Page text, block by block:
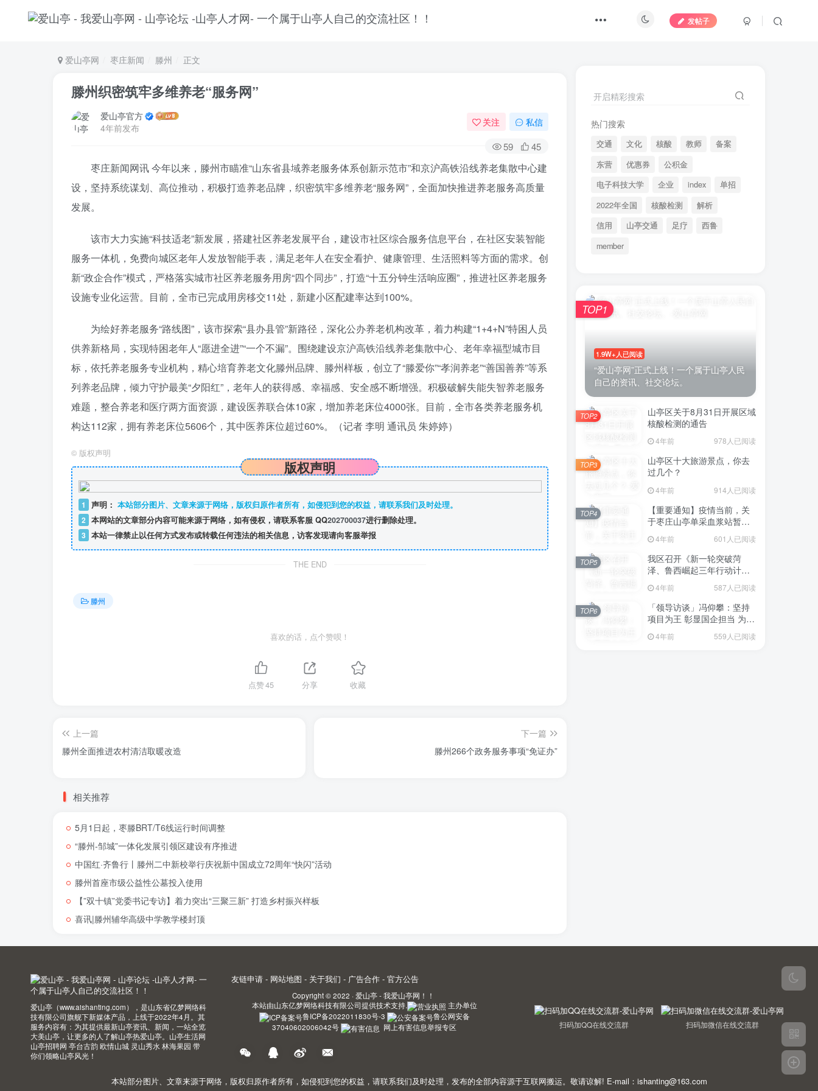
发帖子
爱山亭网 枣庄新闻 滕州 正文
滕州织密筑牢多维养老“服务网”
爱山亭官方
4年前发布
关注 私信
59 45
枣庄新闻网讯 今年以来，滕州市瞄准“山东省县域养老服务体系创新示范市”和京沪高铁沿线养老集散中心建
设，坚持系统谋划、高位推动，积极打造养老品牌，织密筑牢多维养老“服务网”，全面加快推进养老服务高质量
发展。
该市大力实施“科技适老”新发展，搭建社区养老发展平台，建设市社区综合服务信息平台，在社区安装智能
服务一体机，免费向城区老年人发放智能手表，满足老年人在安全看护、健康管理、生活照料等方面的需求。创
新“政企合作”模式，严格落实城市社区养老服务用房“四个同步”，打造“十五分钟生活响应圈”，推进社区养老服务
设施专业化运营。目前，全市已完成用房移交11处，新建小区配建率达到100%。
为绘好养老服务“路线图”，该市探索“县办县管”新路径，深化公办养老机构改革，着力构建“1+4+N”特困人员
供养新格局，实现特困老年人“愿进全进”“一个不漏”。围绕建设京沪高铁沿线养老集散中心、老年幸福型城市目
标，依托养老服务专业机构，精心培育养老文化滕州品牌、滕州样板，创立了“滕爱你”“孝润养老”“善国善养”等系
列养老品牌，倾力守护最美“夕阳红”，老年人的获得感、幸福感、安全感不断增强。积极破解失能失智养老服务
难题，整合养老和医疗两方面资源，建设医养联合体10家，增加养老床位4000张。目前，全市各类养老服务机
构达112家，拥有养老床位5606个，其中医养床位超过60%。
（记者 李明 通讯员 朱婷婷）
© 版权声明
版权声明
1 声明： 本站部分图片、文章来源于网络，版权归原作者所有，如侵犯到您的权益，请联系我们及时处理。
2 本网站的文章部分内容可能来源于网络，如有侵权，请联系客服 QQ202700037进行删除处理。
3 本站一律禁止以任何方式发布或转载任何违法的相关信息，访客发现请向客服举报
THE END
滕州
喜欢的话，点个赞呗！
点赞45 分享 收藏
上一篇
滕州全面推进农村清洁取暖改造
下一篇
滕州266个政务服务事项“免证办”
相关推荐
5月1日起，枣滕BRT/T6线运行时间调整
“滕州-邹城”一体化发展引领区建设有序推进
中国红·齐鲁行丨滕州二中新校举行庆祝新中国成立72周年“快闪”活动
滕州首座市级公益性公墓投入使用
【”双十镇”党委书记专访】着力突出“三聚三新” 打造乡村振兴样板
喜讯|滕州辅华高级中学教学楼封顶
开启精彩搜索
热门搜索
交通 文化 核酸 教师
备案
东营
优惠券
公积金
电子科技大学
企业 index
单招
2022年全国
核酸检测
解析
信用
山亭交通 足疗
西鲁
member
1.9W+人已阅读
“爱山亭网”正式上线！一个属于山亭人民
自己的资讯、社交论坛。
TOP1
山亭区关于8月31日开展区域
核酸检测的通告
4年前 978人已阅读
TOP2
山亭区十大旅游景点，你去
过几个？
4年前 914人已阅读
TOP3
【重要通知】疫情当前，关
于枣庄山亭单采血浆站暂停
4年前 601人已阅读
TOP4
我区召开《新一轮突破菏
泽、鲁西崛起三年行动计划
意见稿）政策分析研判会议
4年前 587人已阅读
TOP5
「领导访谈」冯仰攀：坚持
项目为王 彰显国企担当 为全
点项目建设贡献“交发力量”
4年前 559人已阅读
TOP6
爱山亭（www.aishanting.com），是山东省亿梦网络科
技有限公司旗舰下新媒体产品，上线于2022年4月。其
服务内容有：为其提供最新山亭资讯、新闻，一站全览
大美山亭，让更多的人了解山亭热爱山亭。山亭生活网
山亭招聘网 亭台古韵 欧情山城 灵山秀水 林海果园 带
你们领略山亭风光！
友链申请 - 网站地图 - 关于我们 - 广告合作 - 官方公告
Copyright © 2022 · 爱山亭 - 我爱山亭网！！
本站由山东亿梦网络科技有限公司提供技术支持.
主办单位
鲁ICP备2022011830号-3
鲁公网安备
37040602006042号
网上有害信息举报专区 扫码加QQ在线交流群 扫码加微信在线交流群
本站部分图片、文章来源于网络，版权归原作者所有，如侵犯到您的权益，请联系我们及时处理，发布的全部内容源于互联网搬运。敬请谅解! E-mail：ishanting@163.com